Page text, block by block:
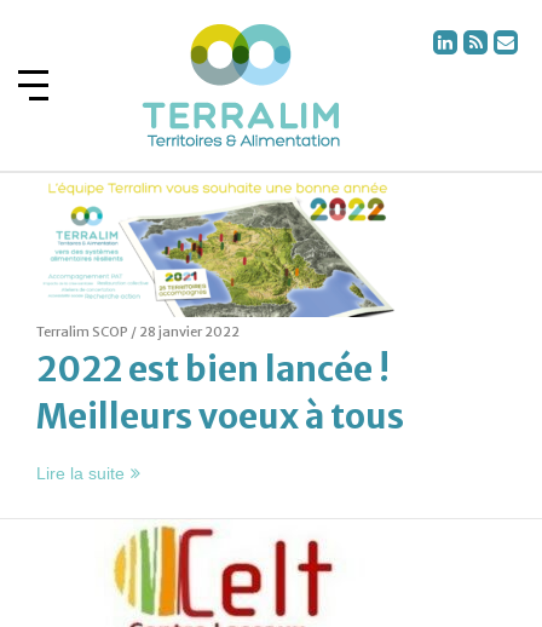
Terralim SCOP / 28 janvier 2022
2022 est bien lancée !
Meilleurs voeux à tous
Lire la suite